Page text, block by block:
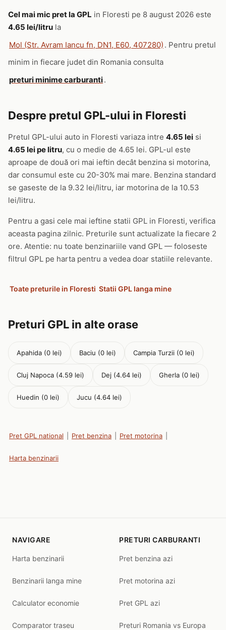
Cel mai mic pret la GPL in Floresti pe 8 august 2026 este
4.65 lei/litru la
Mol (Str. Avram Iancu fn, DN1, E60, 407280) . Pentru pretul
minim in fiecare judet din Romania consulta
preturi minime carburanti.
Despre pretul GPL-ului in Floresti
Pretul GPL-ului auto in Floresti variaza intre 4.65 lei si
4.65 lei pe litru, cu o medie de 4.65 lei. GPL-ul este
aproape de două ori mai ieftin decât benzina si motorina,
dar consumul este cu 20-30% mai mare. Benzina standard
se gaseste de la 9.32 lei/litru, iar motorina de la 10.53
lei/litru.
Pentru a gasi cele mai ieftine statii GPL in Floresti, verifica
aceasta pagina zilnic. Preturile sunt actualizate la fiecare 2
ore. Atentie: nu toate benzinariile vand GPL — foloseste
filtrul GPL pe harta pentru a vedea doar statiile relevante.
Toate preturile in Floresti Statii GPL langa mine
Preturi GPL in alte orase
Apahida (0 lei) Baciu (0 lei) Campia Turzii (0 lei)
Cluj Napoca (4.59 lei) Dej (4.64 lei) Gherla (0 lei)
Huedin (0 lei) Jucu (4.64 lei)
Pret GPL national Pret benzina Pret motorina
Harta benzinarii
NAVIGARE
Harta benzinarii
Benzinarii langa mine
Calculator economie
Comparator traseu
PRETURI CARBURANTI
Pret benzina azi
Pret motorina azi
Pret GPL azi
Preturi Romania vs Europa